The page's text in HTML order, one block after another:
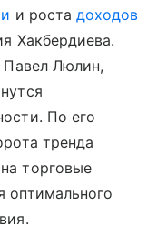
и роста доходов
Хакбердиева.
Павел Люлин,
По его
тренда
торговые
оптимального